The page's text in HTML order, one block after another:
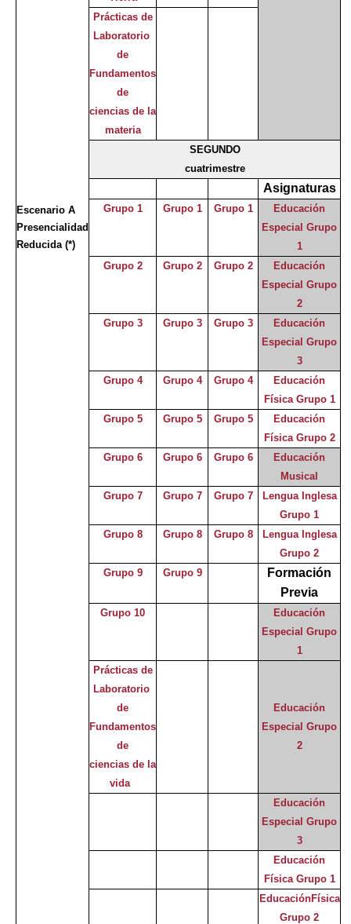
Escenario A
Presencialidad
Reducida(*)
Prácticas de
Laboratorio
de
Fundamentos
de
ciencias de la
materia
SEGUNDO
cuatrimestre
Asignaturas
Grupo 1 Grupo 1 Grupo 1
Educación
Especial Grupo
1
Grupo 2
Grupo 2 Grupo 2
Educación
Especial Grupo
2
Grupo 3
Grupo 3 Grupo 3
Educación
Especial Grupo
3
Grupo 4
Grupo 4 Grupo 4
Educación
Física Grupo 1
Grupo 5
Grupo 5 Grupo 5
Educación
Física Grupo 2
Grupo 6
Grupo 6 Grupo 6
Educación
Musical
Grupo 7
Grupo 7 Grupo 7
Lengua Inglesa
Grupo 1
Grupo 8
Grupo 8 Grupo 8
Lengua Inglesa
Grupo 2
Grupo 9
Grupo 9
Formación
Previa
Grupo 10
Educación
Especial Grupo
1
Prácticas de
Laboratorio
de
Fundamentos
de
ciencias de la
vida
Educación
Especial Grupo
2
Educación
Especial Grupo
3
Educación
Física Grupo 1
EducaciónFísica
Grupo 2